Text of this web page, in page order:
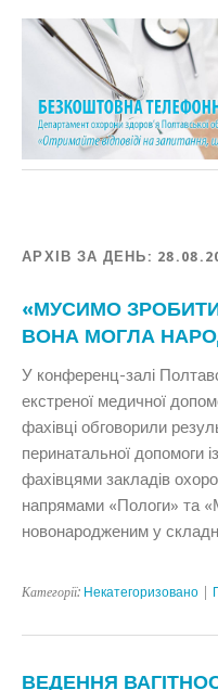
АРХІВ ЗА ДЕНЬ:
«МУСИМО
ВОНА МОГЛА
У конференц-залі
екстреної медичної
фахівці обговорили
перинатальної допомоги
фахівцями закладів
напрямами «Пологи» та
новонародженим у
Категорії: Некатегоризовано
ВЕДЕННЯ